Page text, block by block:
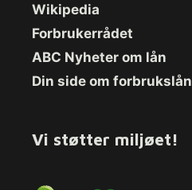
Wikipedia
Forbrukerrådet
ABC Nyheter om lån
Din side om forbrukslån
Vi støtter miljøet!